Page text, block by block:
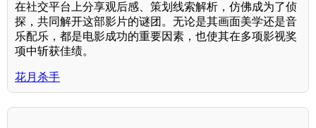
在社交平台上分享观后感、策划线索解析，仿佛成为了侦
探，共同解开这部影片的谜团。无论是其画面美学还是音
乐配乐，都是电影成功的重要因素，也使其在多项影视奖
项中斩获佳绩。
花月杀手